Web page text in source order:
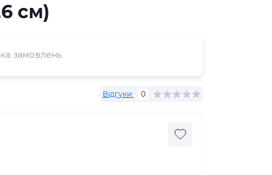
см)
замовлень
Відгуки: 0